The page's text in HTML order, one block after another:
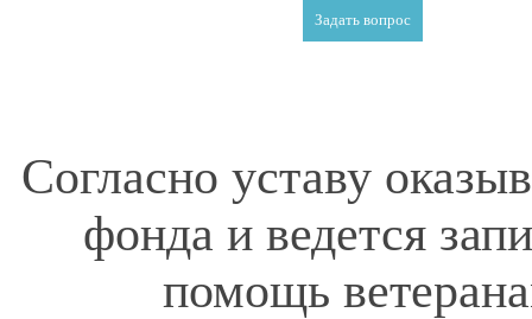
Согласно уставу
фонда и ведется
помощь